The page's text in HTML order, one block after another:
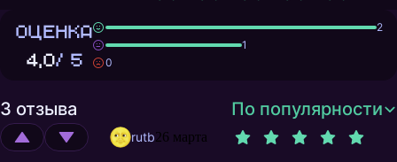
ОЦЕНКА
4,0/ 5
2
1
0
3 отзыва По популярности
rutb26 марта